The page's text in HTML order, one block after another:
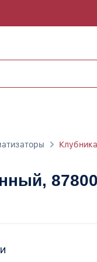
,